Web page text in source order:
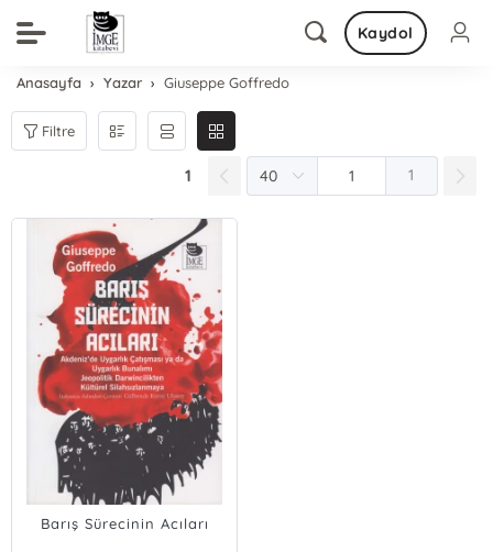
Kaydol
Anasayfa Yazar Giuseppe Goffredo
Filtre
1 1
Barış Sürecinin Acıları